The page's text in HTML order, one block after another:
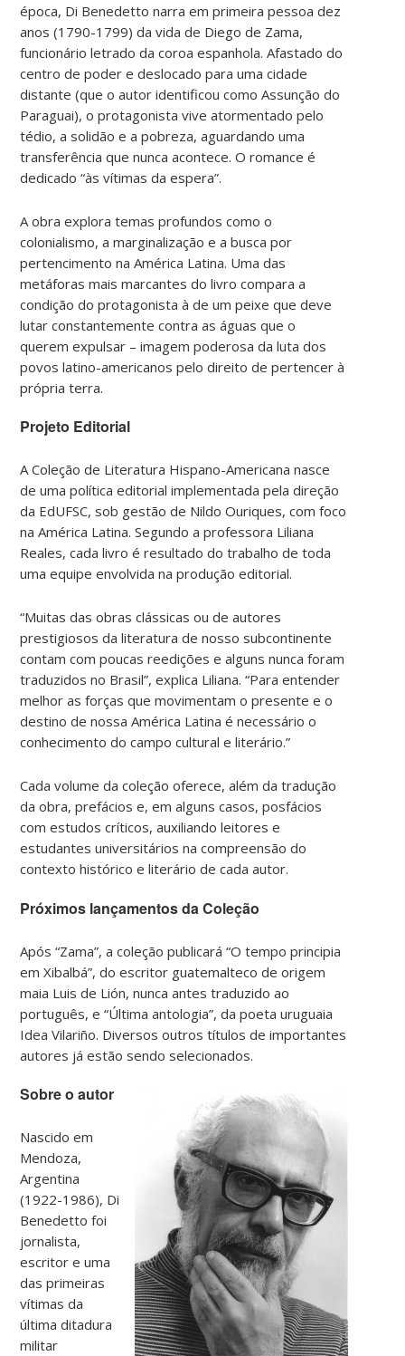
época, Di Benedetto narra em primeira pessoa dez
anos (1790-1799) da vida de Diego de Zama,
funcionário letrado da coroa espanhola. Afastado do
centro de poder e deslocado para uma cidade
distante (que o autor identificou como Assunção do
Paraguai), o protagonista vive atormentado pelo
tédio, a solidão e a pobreza, aguardando uma
transferência que nunca acontece. O romance é
dedicado “às vítimas da espera”.
A obra explora temas profundos como o
colonialismo, a marginalização e a busca por
pertencimento na América Latina. Uma das
metáforas mais marcantes do livro compara a
condição do protagonista à de um peixe que deve
lutar constantemente contra as águas que o
querem expulsar – imagem poderosa da luta dos
povos latino-americanos pelo direito de pertencer à
própria terra.
Projeto Editorial
A Coleção de Literatura Hispano-Americana nasce
de uma política editorial implementada pela direção
da EdUFSC, sob gestão de Nildo Ouriques, com foco
na América Latina. Segundo a professora Liliana
Reales, cada livro é resultado do trabalho de toda
uma equipe envolvida na produção editorial.
“Muitas das obras clássicas ou de autores
prestigiosos da literatura de nosso subcontinente
contam com poucas reedições e alguns nunca foram
traduzidos no Brasil”, explica Liliana. “Para entender
melhor as forças que movimentam o presente e o
destino de nossa América Latina é necessário o
conhecimento do campo cultural e literário.”
Cada volume da coleção oferece, além da tradução
da obra, prefácios e, em alguns casos, posfácios
com estudos críticos, auxiliando leitores e
estudantes universitários na compreensão do
contexto histórico e literário de cada autor.
Próximos lançamentos da Coleção
Após “Zama”, a coleção publicará “O tempo principia
em Xibalbá”, do escritor guatemalteco de origem
maia Luis de Lión, nunca antes traduzido ao
português, e “Última antologia”, da poeta uruguaia
Idea Vilariño. Diversos outros títulos de importantes
autores já estão sendo selecionados.
Sobre o autor
Nascido em
Mendoza,
Argentina
(1922-1986), Di
Benedetto foi
jornalista,
escritor e uma
das primeiras
vítimas da
última ditadura
militar